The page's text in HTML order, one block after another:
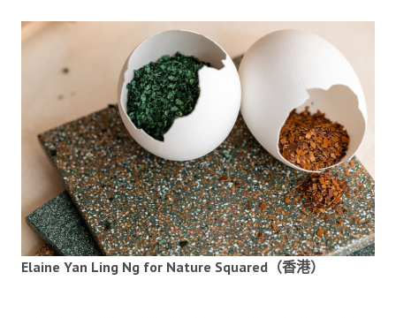
Elaine Yan Ling Ng for Nature Squared（香港）